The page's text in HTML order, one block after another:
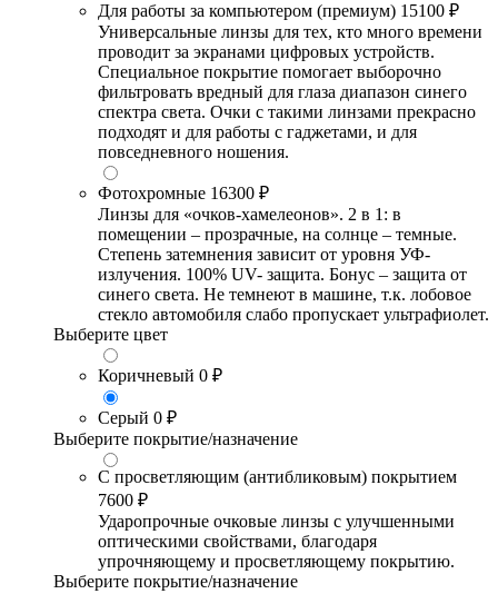
Для работы за компьютером (премиум) 15100 ₽
Универсальные линзы для тех, кто много времени
проводит за экранами цифровых устройств.
Специальное покрытие помогает выборочно
фильтровать вредный для глаза диапазон синего
спектра света. Очки с такими линзами прекрасно
подходят и для работы с гаджетами, и для
повседневного ношения.
Фотохромные 16300 ₽
Линзы для «очков-хамелеонов». 2 в 1: в
помещении – прозрачные, на солнце – темные.
Степень затемнения зависит от уровня УФ-
излучения. 100% UV- защита. Бонус – защита от
синего света. Не темнеют в машине, т.к. лобовое
стекло автомобиля слабо пропускает ультрафиолет.
Выберите цвет
Коричневый 0 ₽
Серый 0 ₽
Выберите покрытие/назначение
С просветляющим (антибликовым) покрытием
7600 ₽
Ударопрочные очковые линзы с улучшенными
оптическими свойствами, благодаря
упрочняющему и просветляющему покрытию.
Выберите покрытие/назначение